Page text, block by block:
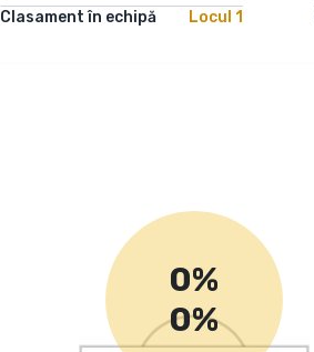
Clasament în echipă Locul 1
0%
0%